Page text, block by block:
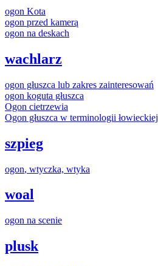
ogon Kota
ogon przed kamerą
ogon na deskach
wachlarz
ogon głuszca lub zakres zainteresowań
ogon koguta głuszca
Ogon cietrzewia
Ogon głuszca w terminologii łowieckiej
szpieg
ogon, wtyczka, wtyka
woal
ogon na scenie
plusk